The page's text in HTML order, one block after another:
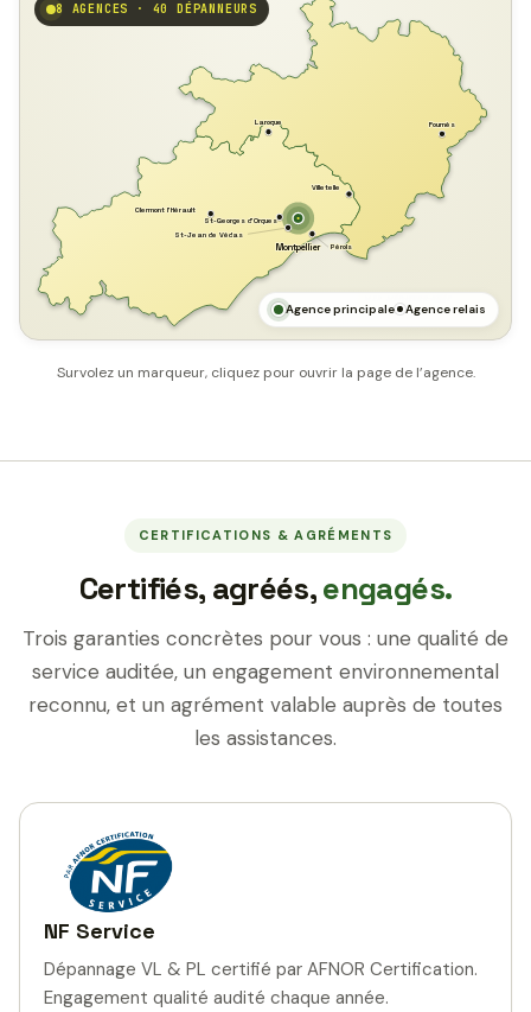
Montpellier Pérols
Laroque Fournès
Villetelle
St-Georges d'Orques
Clermont l'Hérault
St-Jean de Védas
8 AGENCES · 40 DÉPANNEURS
Agence principale Agence relais
Survolez un marqueur, cliquez pour ouvrir la page de l’agence.
CERTIFICATIONS & AGRÉMENTS
Certifiés, agréés,engagés.
Trois garanties concrètes pour vous : une qualité de
service auditée, un engagement environnemental
reconnu, et un agrément valable auprès de toutes
les assistances.
NF Service
Dépannage VL & PL certifié par AFNOR Certification.
Engagement qualité audité chaque année.